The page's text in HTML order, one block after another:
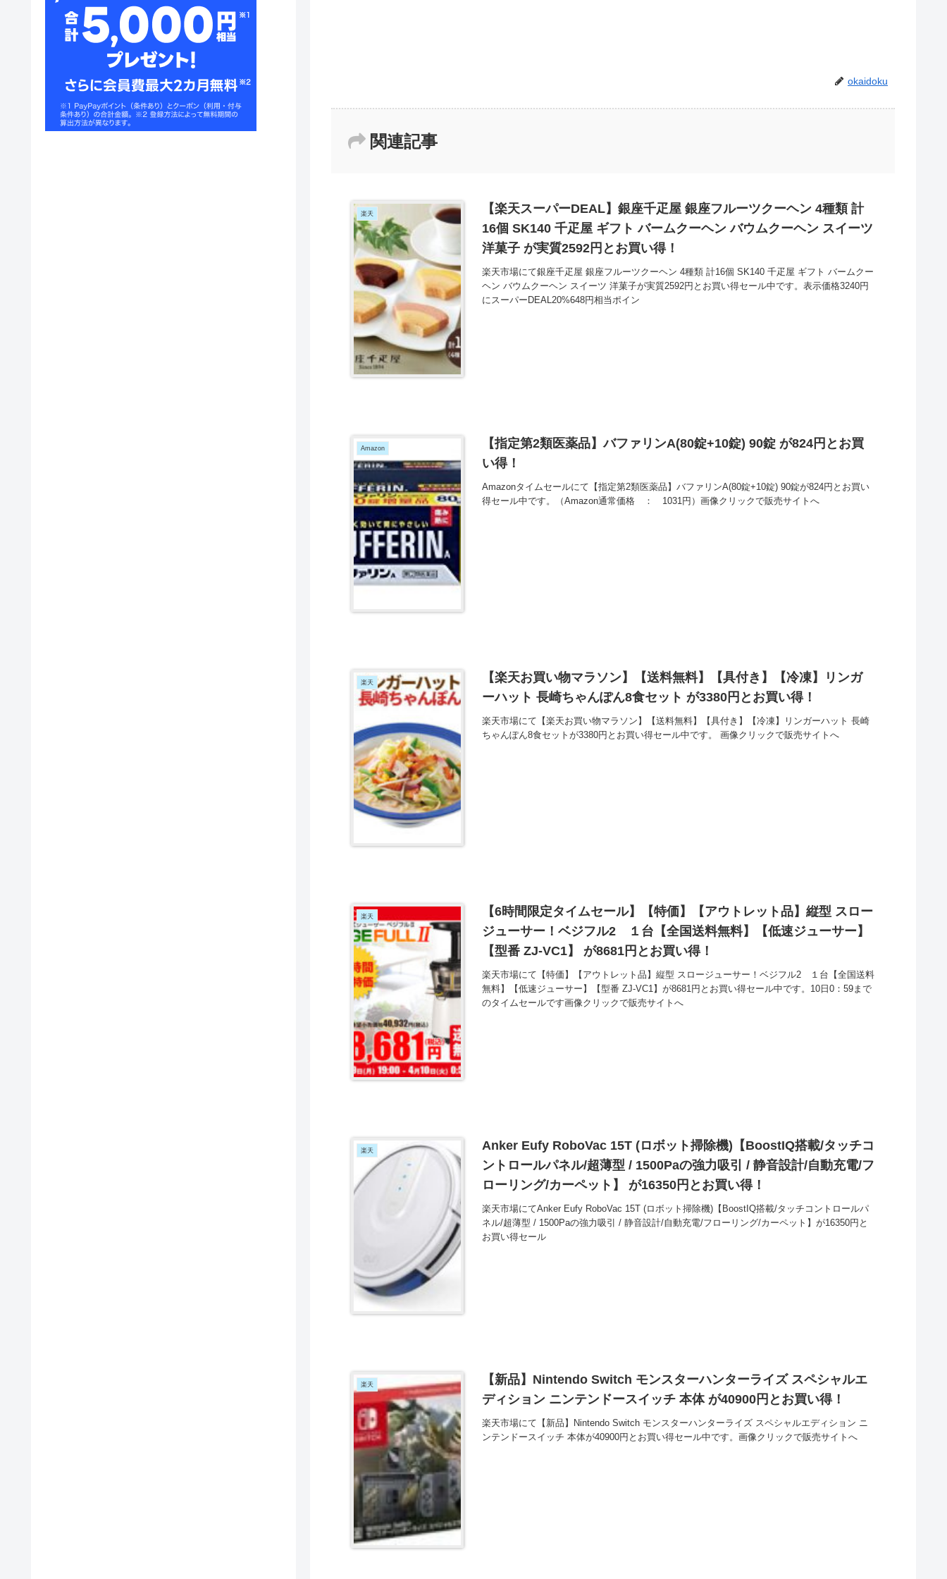
okaidoku
関連記事
楽天
【楽天スーパーDEAL】銀座千疋屋 銀座フルーツクーヘン 4種類 計
16個 SK140 千疋屋 ギフト バームクーヘン バウムクーヘン スイーツ
洋菓子 が実質2592円とお買い得！
楽天市場にて銀座千疋屋 銀座フルーツクーヘン 4種類 計16個 SK140 千疋屋 ギフト バームクー
ヘン バウムクーヘン スイーツ 洋菓子が実質2592円とお買い得セール中です。表示価格3240円
にスーパーDEAL20%648円相当ポイン
Amazon
【指定第2類医薬品】バファリンA(80錠+10錠) 90錠 が824円とお買
い得！
Amazonタイムセールにて【指定第2類医薬品】バファリンA(80錠+10錠) 90錠が824円とお買い
得セール中です。（Amazon通常価格 ： 1031円）画像クリックで販売サイトへ
楽天
【楽天お買い物マラソン】【送料無料】【具付き】【冷凍】リンガ
ーハット 長崎ちゃんぽん8食セット が3380円とお買い得！
楽天市場にて【楽天お買い物マラソン】【送料無料】【具付き】【冷凍】リンガーハット 長崎
ちゃんぽん8食セットが3380円とお買い得セール中です。 画像クリックで販売サイトへ
楽天
【6時間限定タイムセール】【特価】【アウトレット品】縦型 スロー
ジューサー！ベジフル2 １台【全国送料無料】【低速ジューサー】
【型番 ZJ-VC1】 が8681円とお買い得！
楽天市場にて【特価】【アウトレット品】縦型 スロージューサー！ベジフル2 １台【全国送料
無料】【低速ジューサー】【型番 ZJ-VC1】が8681円とお買い得セール中です。10日0：59まで
のタイムセールです画像クリックで販売サイトへ
楽天
Anker Eufy RoboVac 15T (ロボット掃除機)【BoostIQ搭載/タッチコ
ントロールパネル/超薄型 / 1500Paの強力吸引 / 静音設計/自動充電/フ
ローリング/カーペット】 が16350円とお買い得！
楽天市場にてAnker Eufy RoboVac 15T (ロボット掃除機)【BoostIQ搭載/タッチコントロールパ
ネル/超薄型 / 1500Paの強力吸引 / 静音設計/自動充電/フローリング/カーペット】が16350円と
お買い得セール
楽天
【新品】Nintendo Switch モンスターハンターライズ スペシャルエ
ディション ニンテンドースイッチ 本体 が40900円とお買い得！
楽天市場にて【新品】Nintendo Switch モンスターハンターライズ スペシャルエディション ニ
ンテンドースイッチ 本体が40900円とお買い得セール中です。画像クリックで販売サイトへ